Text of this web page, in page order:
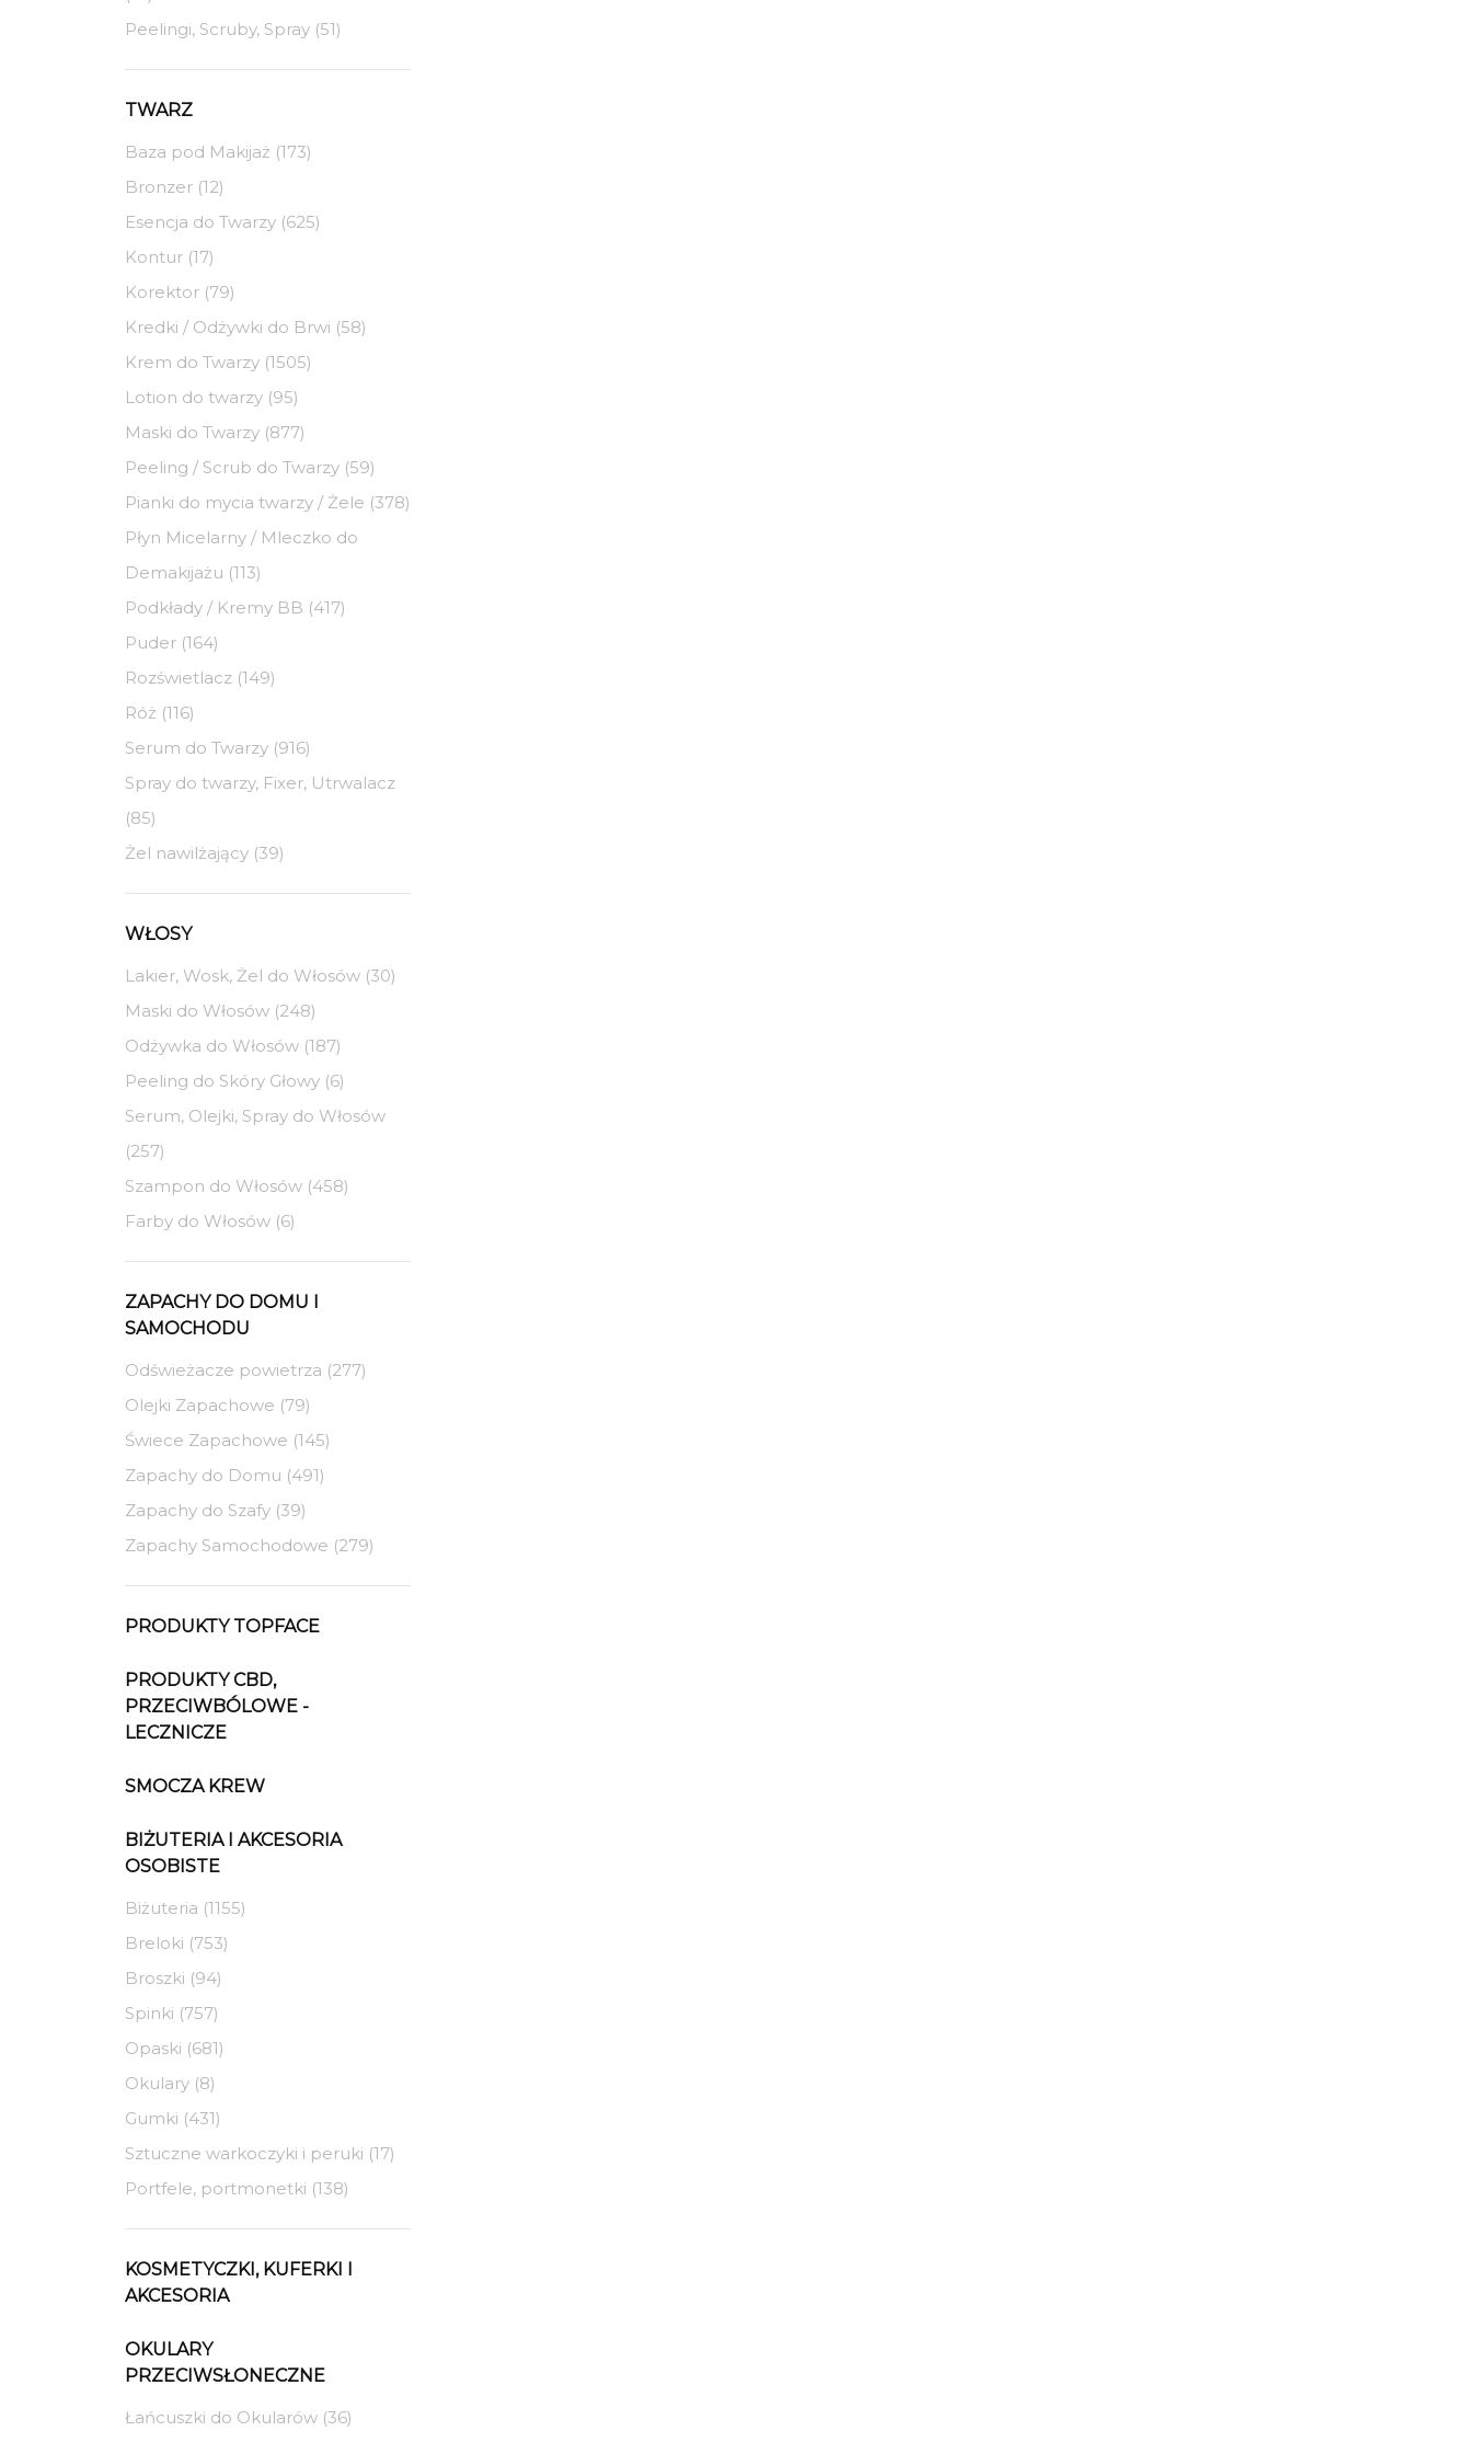
Peelingi, Scruby, Spray (51)
TWARZ
Baza pod Makijaż (173)
Bronzer (12)
Esencja do Twarzy (625)
Kontur (17)
Korektor (79)
Kredki / Odżywki do Brwi (58)
Krem do Twarzy (1505)
Lotion do twarzy (95)
Maski do Twarzy (877)
Peeling / Scrub do Twarzy (59)
Pianki do mycia twarzy / Żele (378)
Płyn Micelarny / Mleczko do
Demakijażu (113)
Podkłady / Kremy BB (417)
Puder (164)
Rozświetlacz (149)
Róż (116)
Serum do Twarzy (916)
Spray do twarzy, Fixer, Utrwalacz
(85)
Żel nawilżający (39)
WŁOSY
Lakier, Wosk, Żel do Włosów (30)
Maski do Włosów (248)
Odżywka do Włosów (187)
Peeling do Skóry Głowy (6)
Serum, Olejki, Spray do Włosów
(257)
Szampon do Włosów (458)
Farby do Włosów (6)
ZAPACHY DO DOMU I
SAMOCHODU
Odświeżacze powietrza (277)
Olejki Zapachowe (79)
Świece Zapachowe (145)
Zapachy do Domu (491)
Zapachy do Szafy (39)
Zapachy Samochodowe (279)
PRODUKTY TOPFACE
PRODUKTY CBD,
PRZECIWBÓLOWE -
LECZNICZE
SMOCZA KREW
BIŻUTERIA I AKCESORIA
OSOBISTE
Biżuteria (1155)
Breloki (753)
Broszki (94)
Spinki (757)
Opaski (681)
Okulary (8)
Gumki (431)
Sztuczne warkoczyki i peruki (17)
Portfele, portmonetki (138)
KOSMETYCZKI, KUFERKI I
AKCESORIA
OKULARY
PRZECIWSŁONECZNE
Łańcuszki do Okularów (36)